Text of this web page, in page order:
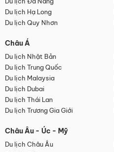
Du lịch Hạ Long
Du lịch Quy Nhơn
Châu Á
Du lịch Nhật Bản
Du lịch Trung Quốc
Du lịch Malaysia
Du lịch Dubai
Du lịch Thái Lan
Du lịch Trương Gia Giới
Châu Âu - Úc - Mỹ
Du lịch Châu Âu